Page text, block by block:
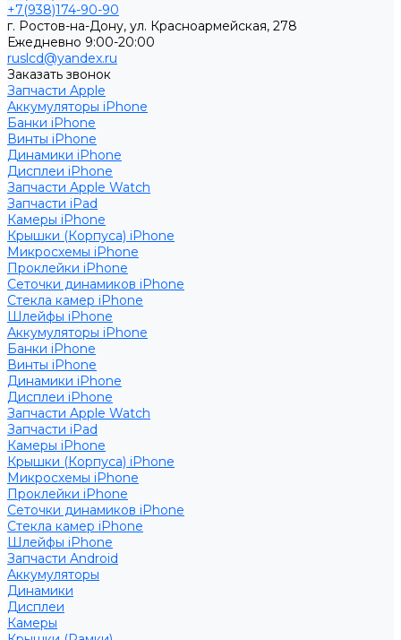
+7(938)174-90-90
г. Ростов-на-Дону, ул. Красноармейская, 278
Ежедневно 9:00-20:00
ruslcd@yandex.ru
Заказать звонок
Запчасти Apple
Аккумуляторы iPhone
Банки iPhone
Винты iPhone
Динамики iPhone
Дисплеи iPhone
Запчасти Apple Watch
Запчасти iPad
Камеры iPhone
Крышки (Корпуса) iPhone
Микросхемы iPhone
Проклейки iPhone
Сеточки динамиков iPhone
Стекла камер iPhone
Шлейфы iPhone
Аккумуляторы iPhone
Банки iPhone
Винты iPhone
Динамики iPhone
Дисплеи iPhone
Запчасти Apple Watch
Запчасти iPad
Камеры iPhone
Крышки (Корпуса) iPhone
Микросхемы iPhone
Проклейки iPhone
Сеточки динамиков iPhone
Стекла камер iPhone
Шлейфы iPhone
Запчасти Android
Аккумуляторы
Динамики
Дисплеи
Камеры